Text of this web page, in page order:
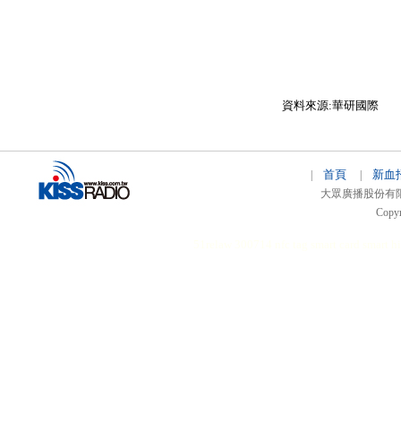
資料來源:華研國際
首頁 新血
大眾廣播股份有